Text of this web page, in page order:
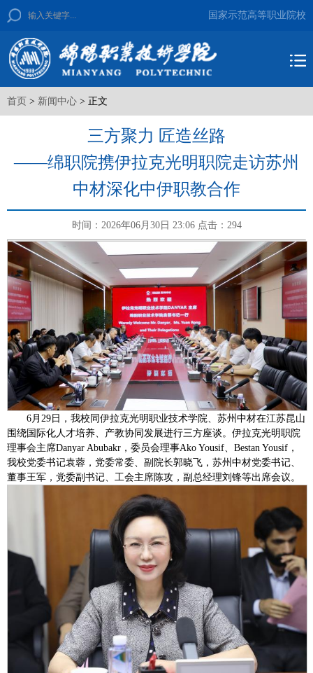
国家示范高等职业院校
首页 > 新闻中心 > 正文
三方聚力 匠造丝路
——绵职院携伊拉克光明职院走访苏州
中材深化中伊职教合作
时间：2026年06月30日 23:06 点击： 294
6月29日，我校同伊拉克光明职业技术学院、苏州中材在江苏昆山
围绕国际化人才培养、产教协同发展进行三方座谈。伊拉克光明职院
理事会主席Danyar Abubakr，委员会理事Ako Yousif、Bestan Yousif，
我校党委书记袁蓉，党委常委、副院长郭晓飞，苏州中材党委书记、
董事王军，党委副书记、工会主席陈攻，副总经理刘锋等出席会议。